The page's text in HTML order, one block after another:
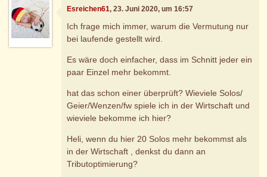
Esreichen61, 23. Juni 2020, um 16:57
Ich frage mich immer, warum die Vermutung nur
bei laufende gestellt wird.
Es wäre doch einfacher, dass im Schnitt jeder ein
paar Einzel mehr bekommt.
hat das schon einer überprüft? Wieviele Solos/
Geier/Wenzen/fw spiele ich in der Wirtschaft und
wieviele bekomme ich hier?
Heli, wenn du hier 20 Solos mehr bekommst als
in der Wirtschaft , denkst du dann an
Tributoptimierung?